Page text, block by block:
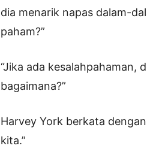
dia menarik napas dalam-
paham?”
“Jika ada kesalahpahaman,
bagaimana?”
Harvey York berkata
kita.”